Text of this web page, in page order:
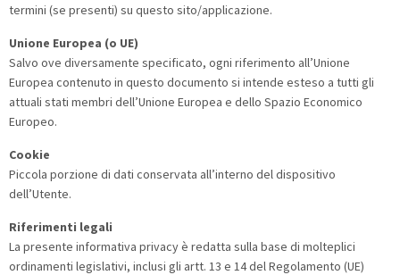
termini (se presenti) su questo sito/applicazione.
Unione Europea (o UE)
Salvo ove diversamente specificato, ogni riferimento all’Unione
Europea contenuto in questo documento si intende esteso a tutti gli
attuali stati membri dell’Unione Europea e dello Spazio Economico
Europeo.
Cookie
Piccola porzione di dati conservata all’interno del dispositivo
dell’Utente.
Riferimenti legali
La presente informativa privacy è redatta sulla base di molteplici
ordinamenti legislativi, inclusi gli artt. 13 e 14 del Regolamento (UE)